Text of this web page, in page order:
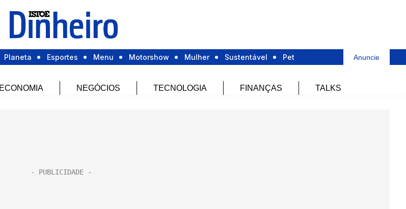
Planeta Esportes Menu Motorshow Mulher Sustentável Pet Anuncie
ECONOMIA NEGÓCIOS TECNOLOGIA FINANÇAS TALKS